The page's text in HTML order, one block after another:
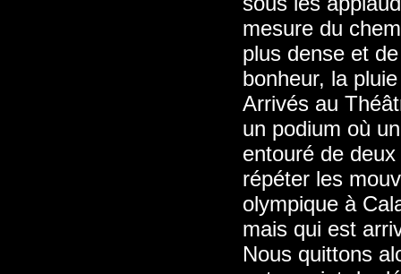
mesure du
plus dense et
bonheur, la
Arrivés au
un podium où
entouré de
répéter les
olympique à
mais qui est
Nous quittons